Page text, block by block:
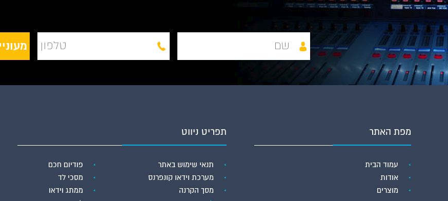
מפת האתר
עמוד הבית
אודות
מוצרים
תפריט ניווט
תנאי שימוש באתר
פודיום חכם
מערכת וידאו קונפרנס
מסכי לד
מסך הקרנה
ממתג וידאו